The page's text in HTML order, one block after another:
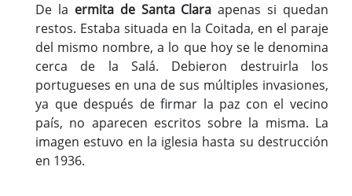
De la ermita de Santa Clara apenas si quedan
restos. Estaba situada en la Coitada, en el paraje
del mismo nombre, a lo que hoy se le denomina
cerca de la Salá. Debieron destruirla los
portugueses en una de sus múltiples invasiones,
ya que después de firmar la paz con el vecino
país, no aparecen escritos sobre la misma. La
imagen estuvo en la iglesia hasta su destrucción
en 1936.